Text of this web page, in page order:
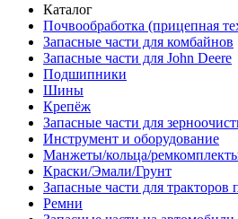
Каталог
Почвообработка (прицепная
Запасные части для комбайнов
Запасные части для John Deere
Подшипники
Шины
Крепёж
Запасные части для
Инструмент и оборудование
Манжеты/кольца/
Краски/Эмали/Грунт
Запасные части для тракторов
Ремни